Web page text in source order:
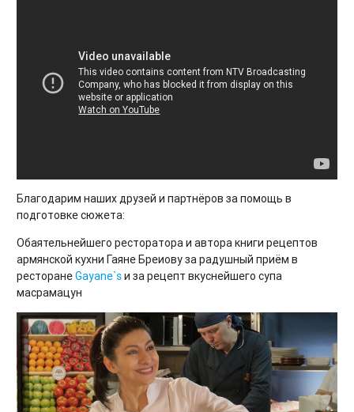
Благодарим наших друзей и партнёров за помощь в
подготовке сюжета:
Обаятельнейшего ресторатора и автора книги рецептов
армянской кухни Гаяне Бреиову за радушный приём в
ресторанеGayane`sи за рецепт вкуснейшего супа
масрамацун